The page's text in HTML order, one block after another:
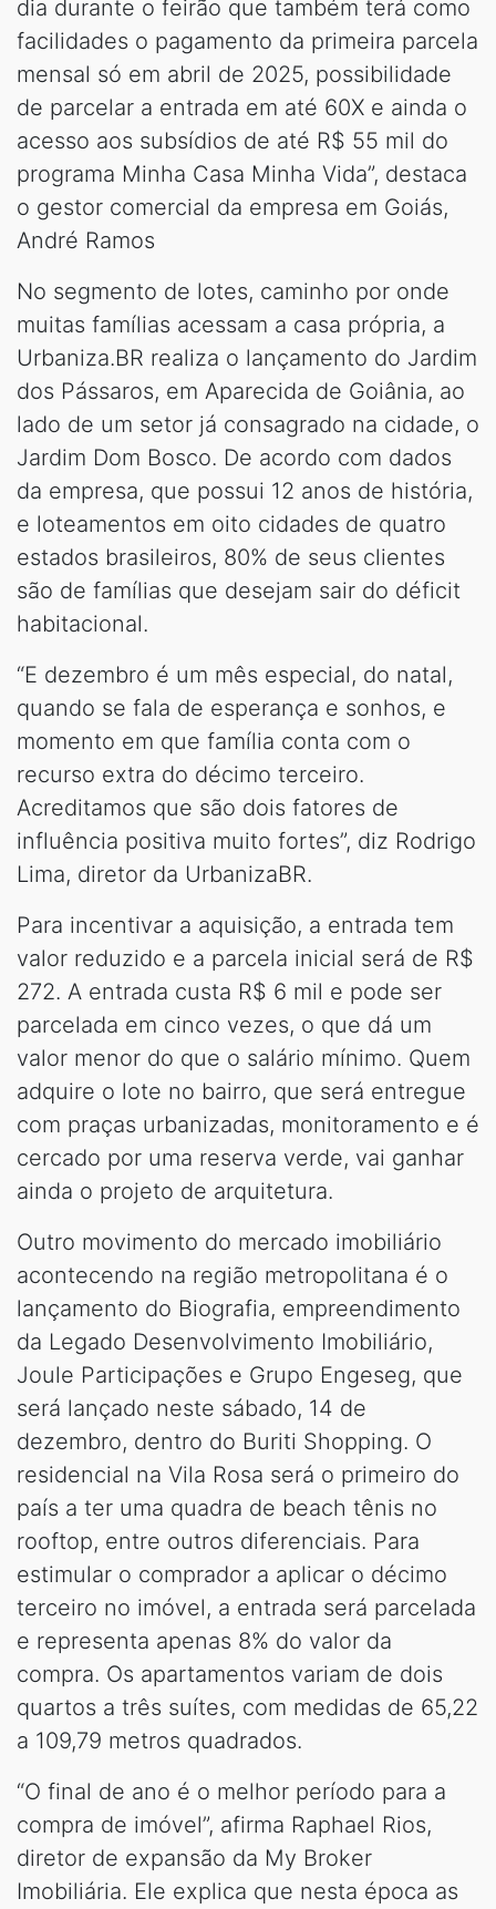
dia durante o feirão que também terá como
facilidades o pagamento da primeira parcela
mensal só em abril de 2025, possibilidade
de parcelar a entrada em até 60X e ainda o
acesso aos subsídios de até R$ 55 mil do
programa Minha Casa Minha Vida”, destaca
o gestor comercial da empresa em Goiás,
André Ramos
No segmento de lotes, caminho por onde
muitas famílias acessam a casa própria, a
Urbaniza.BR realiza o lançamento do Jardim
dos Pássaros, em Aparecida de Goiânia, ao
lado de um setor já consagrado na cidade, o
Jardim Dom Bosco. De acordo com dados
da empresa, que possui 12 anos de história,
e loteamentos em oito cidades de quatro
estados brasileiros, 80% de seus clientes
são de famílias que desejam sair do déficit
habitacional.
“E dezembro é um mês especial, do natal,
quando se fala de esperança e sonhos, e
momento em que família conta com o
recurso extra do décimo terceiro.
Acreditamos que são dois fatores de
influência positiva muito fortes”, diz Rodrigo
Lima, diretor da UrbanizaBR.
Para incentivar a aquisição, a entrada tem
valor reduzido e a parcela inicial será de R$
272. A entrada custa R$ 6 mil e pode ser
parcelada em cinco vezes, o que dá um
valor menor do que o salário mínimo. Quem
adquire o lote no bairro, que será entregue
com praças urbanizadas, monitoramento e é
cercado por uma reserva verde, vai ganhar
ainda o projeto de arquitetura.
Outro movimento do mercado imobiliário
acontecendo na região metropolitana é o
lançamento do Biografia, empreendimento
da Legado Desenvolvimento Imobiliário,
Joule Participações e Grupo Engeseg, que
será lançado neste sábado, 14 de
dezembro, dentro do Buriti Shopping. O
residencial na Vila Rosa será o primeiro do
país a ter uma quadra de beach tênis no
rooftop, entre outros diferenciais. Para
estimular o comprador a aplicar o décimo
terceiro no imóvel, a entrada será parcelada
e representa apenas 8% do valor da
compra. Os apartamentos variam de dois
quartos a três suítes, com medidas de 65,22
a 109,79 metros quadrados.
“O final de ano é o melhor período para a
compra de imóvel”, afirma Raphael Rios,
diretor de expansão da My Broker
Imobiliária. Ele explica que nesta época as